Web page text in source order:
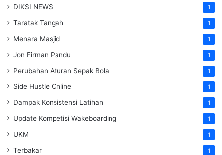
DIKSI NEWS 1
Taratak Tangah 1
Menara Masjid 1
Jon Firman Pandu 1
Perubahan Aturan Sepak Bola 1
Side Hustle Online 1
Dampak Konsistensi Latihan 1
Update Kompetisi Wakeboarding 1
UKM 1
Terbakar 1